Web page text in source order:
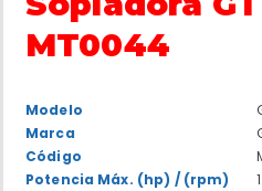
MT0044
Modelo
Marca
Código
Potencia Máx. (hp) / (rpm)